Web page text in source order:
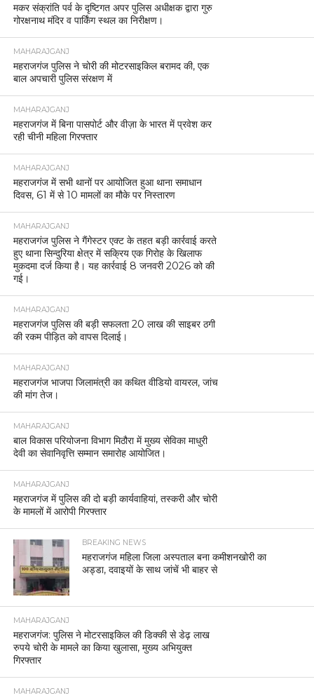
मकर संक्रांति पर्व के दृष्टिगत अपर पुलिस अधीक्षक द्वारा गुरु
गोरक्षनाथ मंदिर व पार्किंग स्थल का निरीक्षण।
MAHARAJGANJ
महराजगंज पुलिस ने चोरी की मोटरसाइकिल बरामद की, एक
बाल अपचारी पुलिस संरक्षण में
MAHARAJGANJ
महराजगंज में बिना पासपोर्ट और वीज़ा के भारत में प्रवेश कर
रही चीनी महिला गिरफ्तार
MAHARAJGANJ
महराजगंज में सभी थानों पर आयोजित हुआ थाना समाधान
दिवस, 61 में से 10 मामलों का मौके पर निस्तारण
MAHARAJGANJ
महराजगंज पुलिस ने गैंगेस्टर एक्ट के तहत बड़ी कार्रवाई करते
हुए थाना सिन्दुरिया क्षेत्र में सक्रिय एक गिरोह के खिलाफ
मुकदमा दर्ज किया है। यह कार्रवाई 8 जनवरी 2026 को की
गई।
MAHARAJGANJ
महराजगंज पुलिस की बड़ी सफलता 20 लाख की साइबर ठगी
की रकम पीड़ित को वापस दिलाई।
MAHARAJGANJ
महराजगंज भाजपा जिलामंत्री का कथित वीडियो वायरल, जांच
की मांग तेज।
MAHARAJGANJ
बाल विकास परियोजना विभाग मिठौरा में मुख्य सेविका माधुरी
देवी का सेवानिवृत्ति सम्मान समारोह आयोजित।
MAHARAJGANJ
महराजगंज में पुलिस की दो बड़ी कार्यवाहियां, तस्करी और चोरी
के मामलों में आरोपी गिरफ्तार
BREAKING NEWS
महराजगंज महिला जिला अस्पताल बना कमीशनखोरी का
अड्डा, दवाइयों के साथ जांचें भी बाहर से
MAHARAJGANJ
महराजगंज: पुलिस ने मोटरसाइकिल की डिक्की से डेढ़ लाख
रुपये चोरी के मामले का किया खुलासा, मुख्य अभियुक्त
गिरफ्तार
MAHARAJGANJ